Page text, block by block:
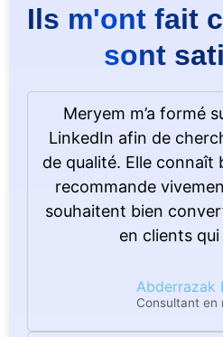
Ils m'ont fait
sont
Meryem m’a formé
LinkedIn afin de
de qualité. Elle connaît
recommande
souhaitent bien
en clients
Abderrazak
Consultant en